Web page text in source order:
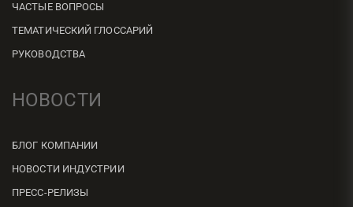
ЧАСТЫЕ ВОПРОСЫ
ТЕМАТИЧЕСКИЙ ГЛОССАРИЙ
РУКОВОДСТВА
НОВОСТИ
БЛОГ КОМПАНИИ
НОВОСТИ ИНДУСТРИИ
ПРЕСС-РЕЛИЗЫ